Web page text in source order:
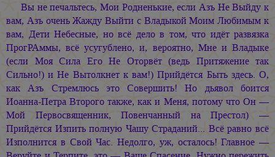
Вы не печальтесь, Мои Родненькие, если Азъ Не Выйду к
вам, Азъ очень Жажду Выйти с Владыкой Моим Любимым к
вам, Дети Небесные, но всё дело в том, что идёт развязка
ПрогРАммы, всё усугублено, и, вероятно, Мне и Владыке
(если Моя Сила Его Не Оторвёт (ведь Притяжение так
Сильно!) и Не Вытолкнет к вам!) Прийдётся Быть здесь. О,
как Азъ Стремлюсь это Совершить! Но дьявол боится
Иоанна-Петра Второго также, как и Меня, потому что Он —
Мой Первосвященник, Повенчанный на Престол) —
Прийдётся Изпить полную Чашу Страданий... Всё равно всё
Изполнится в Свой Час. Недолго, уж, осталось! Главное —